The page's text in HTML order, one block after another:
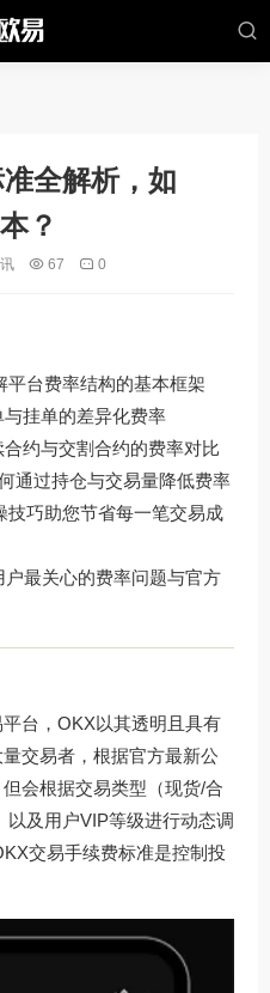
全解析，如
？
67 0
平台费率结构的基本框架
与挂单的差异化费率
合约与交割合约的费率对比
通过持仓与交易量降低费率
技巧助您节省每一笔交易成
户最关心的费率问题与官方
台，OKX以其透明且具有
交易者，根据官方最新公
但会根据交易类型（现货/合
及用户VIP等级进行动态调
交易手续费标准是控制投